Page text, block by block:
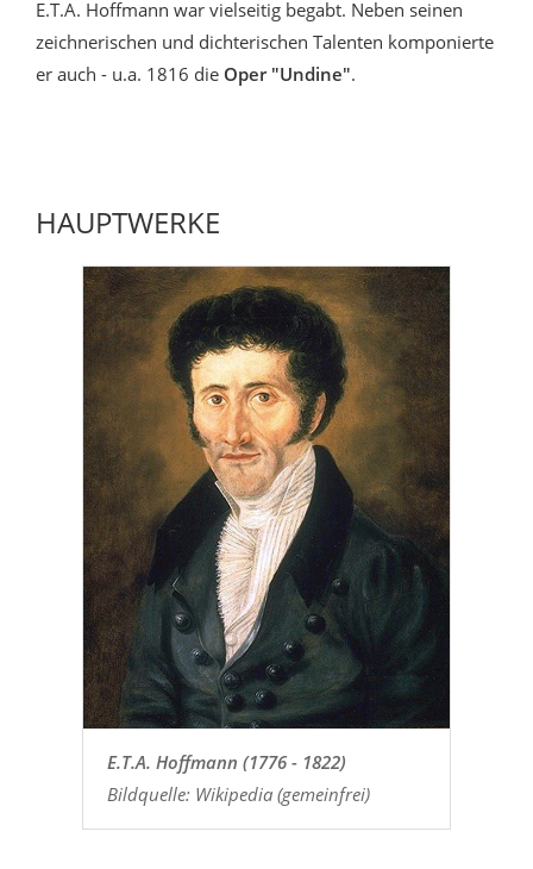
E.T.A. Hoffmann war vielseitig begabt. Neben seinen
zeichnerischen und dichterischen Talenten komponierte
er auch - u.a. 1816 die Oper "Undine".
HAUPTWERKE
E.T.A. Hoffmann (1776 - 1822)
Bildquelle: Wikipedia (gemeinfrei)